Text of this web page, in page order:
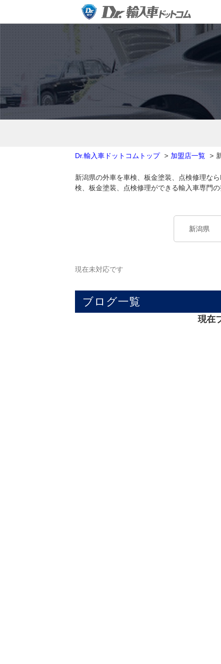
Dr.輸入車ドットコムトップ 加盟店一覧
新潟県の外車を車検、板金塗装、点検修理な
検、板金塗装、点検修理ができる輸入車専門
現在未対応です
ブログ一覧
現在